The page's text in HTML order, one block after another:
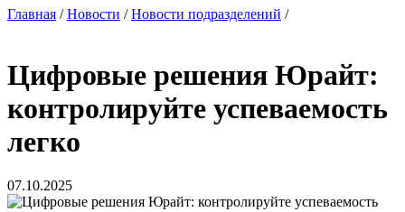
Главная /Новости /Новости подразделений /
Цифровые решения Юрайт:
контролируйте успеваемость
легко
07.10.2025